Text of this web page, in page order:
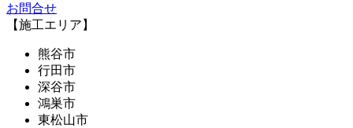
お問合せ
【施工エリア】
熊谷市
行田市
深谷市
鴻巣市
東松山市